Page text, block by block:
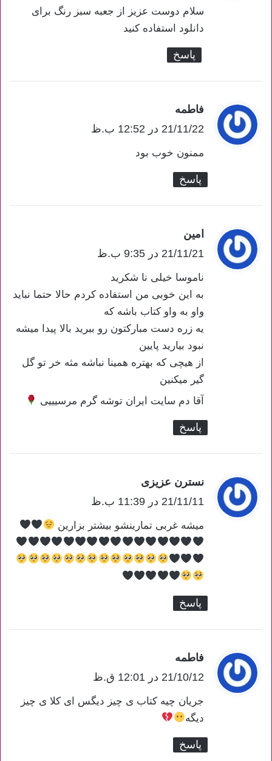
ت
:
سلام دوست عزیز از جعبه سبز رنگ برای
دانلود استفاده کنید
پاسخ
فاطمه
ف
ت
21/11/22 در 12:52 ب.ظ
ممنون خوب بود
پاسخ
امین
ف
ت
:
21/11/21 در 9:35 ب.ظ
ناموسا خیلی نا شکرید
به این خوبی من استفاده کردم حالا حتما نباید
واو به واو کتاب باشه که
یه زره دست مبارکتون رو ببرید بالا پیدا میشه
نبود بیارید پایین
از هیچی که بهتره همینا نباشه مثه خر تو گل
گیر میکنین
آقا دم سایت ایران توشه گرم مرسیییی
پاسخ
نسترن عزیزی
ف
ت
:
21/11/11 در 11:39 ب.ظ
میشه غربی تمارینشو بیشتر بزارین
پاسخ
فاطمه
ف
:
21/10/12 در 12:01 ق.ظ
جریان چیه کتاب ی چیز دیگس ای کلا ی چیز
دیگه
پاسخ